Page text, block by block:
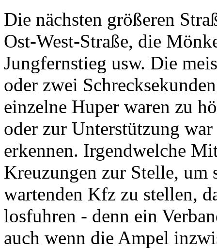
Die nächsten größeren
Ost-West-Straße, die
Jungfernstieg usw. Die
oder zwei
einzelne Huper waren zu
oder zur Unterstützung
erkennen. Irgendwelche
Kreuzungen zur Stelle,
wartenden Kfz zu stellen,
losfuhren - denn ein
auch wenn die Ampel